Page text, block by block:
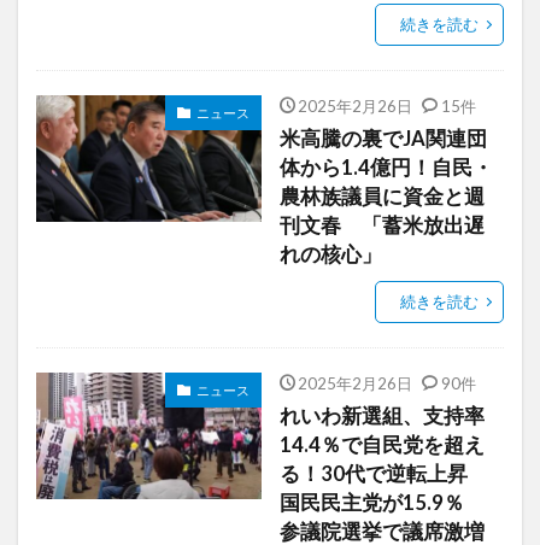
続きを読む
ニュース 2025年2月26日 15件
米高騰の裏でJA関連団
体から1.4億円！自民・
農林族議員に資金と週
刊文春 「蓄米放出遅
れの核心」
続きを読む
ニュース 2025年2月26日 90件
れいわ新選組、支持率
14.4％で自民党を超え
る！30代で逆転上昇
国民民主党が15.9％
参議院選挙で議席激増